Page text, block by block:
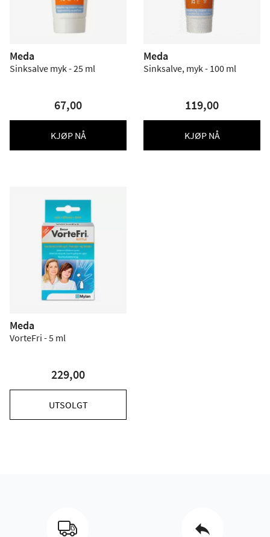
Meda
Sinksalve myk - 25 ml
67,00
KJØP NÅ
Meda
Sinksalve, myk - 100 ml
119,00
KJØP NÅ
Meda
VorteFri - 5 ml
229,00
UTSOLGT